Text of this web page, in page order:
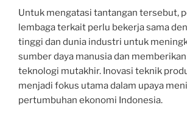
Untuk mengatasi tantangan tersebut,
lembaga terkait perlu bekerja sama
tinggi dan dunia industri untuk
sumber daya manusia dan
teknologi mutakhir. Inovasi teknik
menjadi fokus utama dalam upaya
pertumbuhan ekonomi Indonesia.